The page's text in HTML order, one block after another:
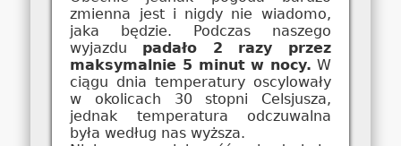
zmienna jest i nigdy nie wiadomo,
jaka będzie. Podczas naszego
wyjazdu padało 2 razy przez
maksymalnie 5 minut w nocy. W
ciągu dnia temperatury oscylowały
w okolicach 30 stopni Celsjusza,
jednak temperatura odczuwalna
była według nas wyższa.